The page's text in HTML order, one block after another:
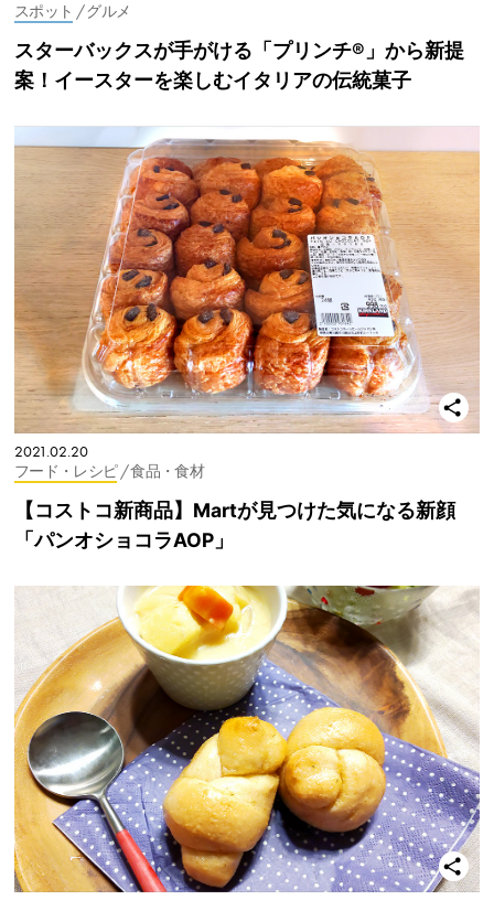
スポット / グルメ
スターバックスが手がける「プリンチ®」から新提
案！イースターを楽しむイタリアの伝統菓子
2021.02.20
フード・レシピ / 食品・食材
【コストコ新商品】Martが見つけた気になる新顔
「パンオショコラAOP」